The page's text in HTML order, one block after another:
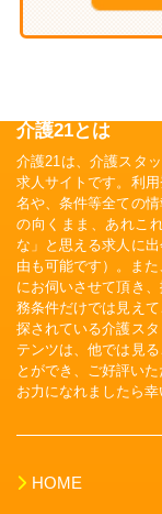
介護21とは
介護21は、介護スタ
求人サイトです。利
名や、条件等全ての
の向くまま、あれこ
な」と思える求人に
由も可能です）。ま
にお伺いさせて頂き
務条件だけでは見え
探されている介護ス
テンツは、他では見
とができ、ご好評い
お力になれましたら幸
HOME